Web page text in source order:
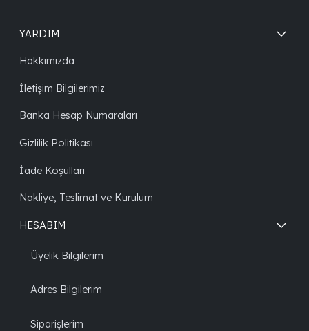
YARDIM
Hakkımızda
İletişim Bilgilerimiz
Banka Hesap Numaraları
Gizlilik Politikası
İade Koşulları
Nakliye, Teslimat ve Kurulum
HESABIM
Üyelik Bilgilerim
Adres Bilgilerim
Siparişlerim